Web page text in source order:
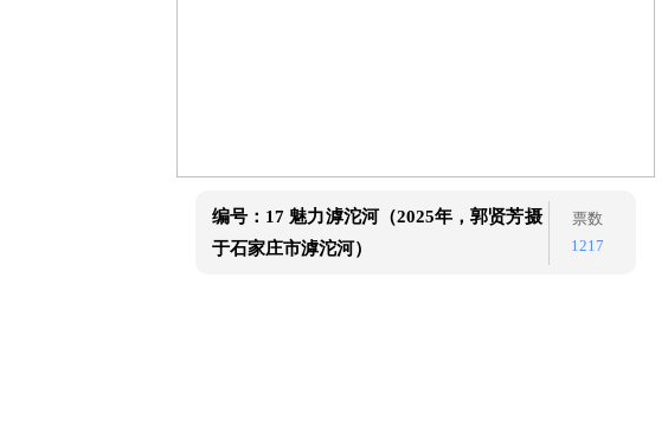
编号：17 魅力滹沱河（2025年，郭贤芳摄
于石家庄市滹沱河）
票数
1217